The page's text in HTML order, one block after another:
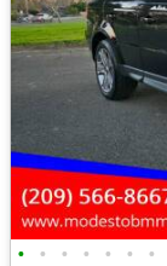
• • • • • • •